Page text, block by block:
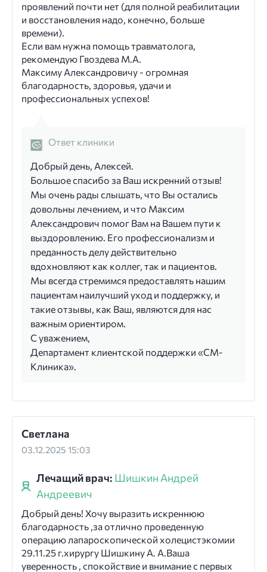
проявлений почти нет (для полной реабилитации
и восстановления надо, конечно, больше
времени).
Если вам нужна помощь травматолога,
рекомендую Гвоздева М.А.
Максиму Александровичу - огромная
благодарность, здоровья, удачи и
профессиональных успехов!
Ответ клиники
Добрый день, Алексей.
Большое спасибо за Ваш искренний отзыв!
Мы очень рады слышать, что Вы остались
довольны лечением, и что Максим
Александрович помог Вам на Вашем пути к
выздоровлению. Его профессионализм и
преданность делу действительно
вдохновляют как коллег, так и пациентов.
Мы всегда стремимся предоставлять нашим
пациентам наилучший уход и поддержку, и
такие отзывы, как Ваш, являются для нас
важным ориентиром.
С уважением,
Департамент клиентской поддержки «СМ-
Клиника».
Светлана
03.12.2025 15:03
Лечащий врач: Шишкин Андрей
Андреевич
Добрый день! Хочу выразить искреннюю
благодарность ,за отлично проведенную
операцию лапароскопической холецистэкомии
29.11.25 г.хирургу Шишкину А. А.Ваша
уверенность , спокойствие и внимание с первых